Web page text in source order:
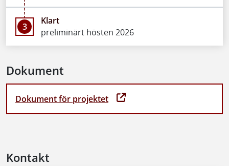
3
Klart
preliminärt hösten 2026
Dokument
Dokument för projektet
Kontakt